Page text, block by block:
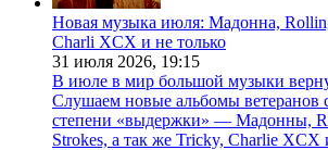
Новая музыка июля: Мадонна,
Charli XCX и не только
31 июля 2026, 19:15
В июле в мир большой музыки
Слушаем новые альбомы ветеранов
степени «выдержки» — Мадонны,
Strokes, а так же Tricky, Charlie XCX